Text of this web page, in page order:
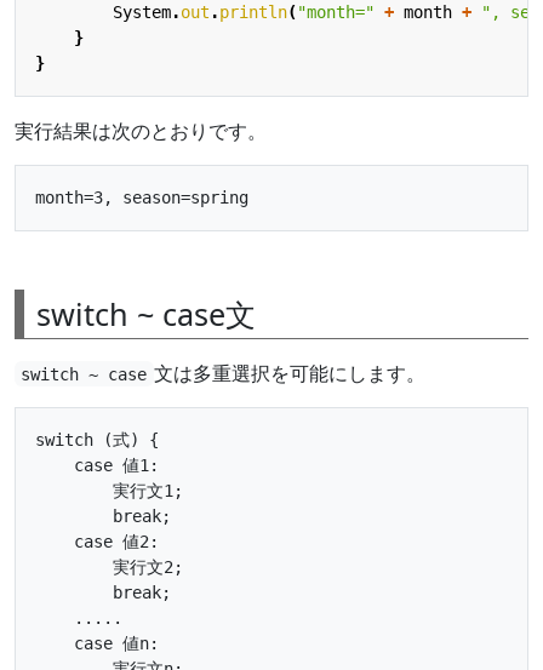
System.out .println("month=" + month +
",
}
}
実行結果は次のとおりです。
switch ~ case文
switch ~ case 文は多重選択を可能にします。
switch (式) {
    case 値1:
        実行文1;
        break;
    case 値2:
        実行文2;
        break;
    .....
    case 値n: